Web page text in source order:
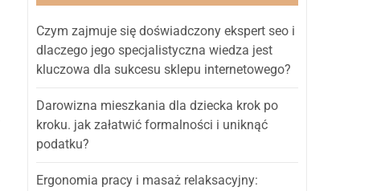
Czym zajmuje się doświadczony ekspert seo i
dlaczego jego specjalistyczna wiedza jest
kluczowa dla sukcesu sklepu internetowego?
Darowizna mieszkania dla dziecka krok po
kroku. jak załatwić formalności i uniknąć
podatku?
Ergonomia pracy i masaż relaksacyjny: